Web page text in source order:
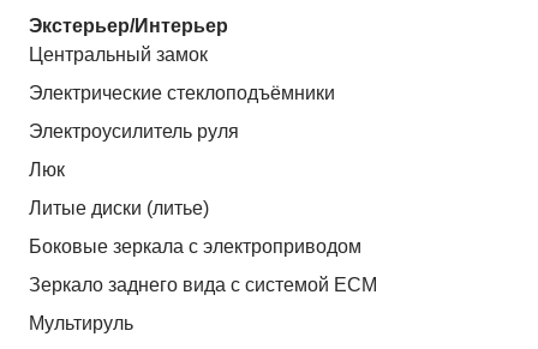
Экстерьер/Интерьер
Центральный замок
Электрические стеклоподъёмники
Электроусилитель руля
Люк
Литые диски (литье)
Боковые зеркала с электроприводом
Зеркало заднего вида с системой ЕСМ
Мультируль